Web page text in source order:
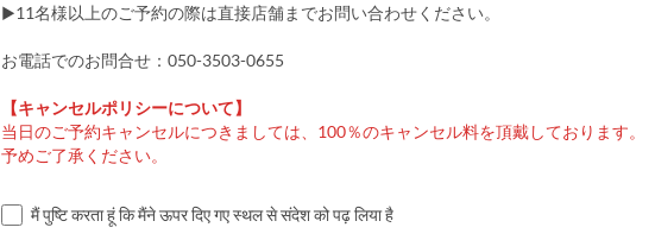
▶11名様以上のご予約の際は直接店舗までお問い合わせください。
お電話でのお問合せ：050-3503-0655
【キャンセルポリシーについて】
当日のご予約キャンセルにつきましては、100％のキャンセル料を頂戴しております。
予めご了承ください。
मैं पुष्टि करता हूं कि मैंने ऊपर दिए गए स्थल से संदेश को पढ़ लिया है